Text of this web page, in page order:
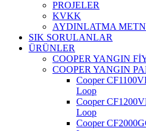
PROJELER
KVKK
AYDINLATMA
SIK SORULANLAR
ÜRÜNLER
COOPER YANGIN
COOPER YANGIN
Cooper
Loop
Cooper
Loop
Cooper